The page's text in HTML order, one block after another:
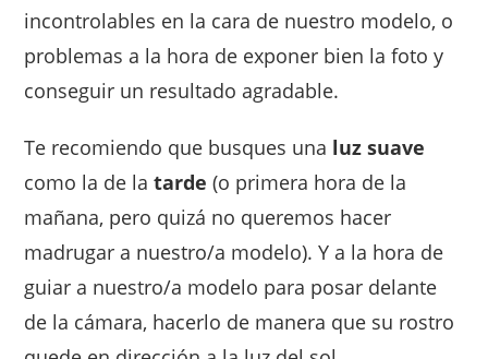
incontrolables en la cara de nuestro modelo, o
problemas a la hora de exponer bien la foto y
conseguir un resultado agradable.
Te recomiendo que busques una luz suave
como la de latarde(o primera hora de la
mañana, pero quizá no queremos hacer
madrugar a nuestro/a modelo). Y a la hora de
guiar a nuestro/a modelo para posar delante
de la cámara, hacerlo de manera que su rostro